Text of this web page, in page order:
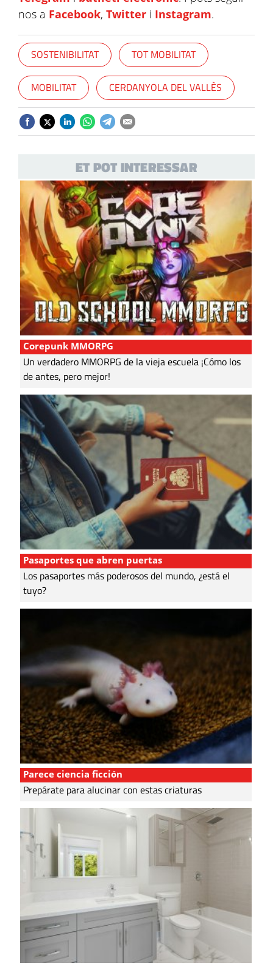
nos a Facebook, Twitter i Instagram.
SOSTENIBILITAT TOT MOBILITAT
MOBILITAT CERDANYOLA DEL VALLÈS
ET POT INTERESSAR
Corepunk MMORPG
Un verdadero MMORPG de la vieja escuela ¡Cómo los
de antes, pero mejor!
Pasaportes que abren puertas
Los pasaportes más poderosos del mundo, ¿está el
tuyo?
Parece ciencia ficción
Prepárate para alucinar con estas criaturas